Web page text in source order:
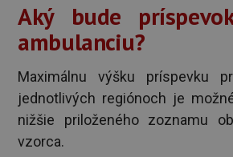
Aký bude
ambulanciu?
Maximálnu výšku príspevku
jednotlivých regiónoch je
nižšie priloženého zoznamu
vzorca.